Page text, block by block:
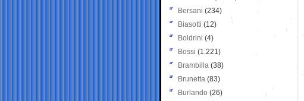
Bersani (234)
Biasotti (12)
Boldrini (4)
Bossi (1.221)
Brambilla (38)
Brunetta (83)
Burlando (26)